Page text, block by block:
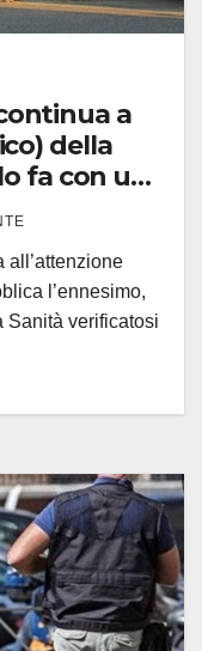
a
della
fa con un
ai limiti
all’attenzione
l’ennesimo,
Sanità verificatosi